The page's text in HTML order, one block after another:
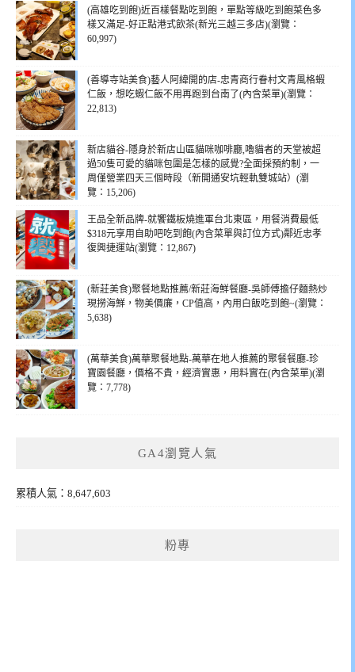
(高雄吃到飽)近百樣餐點吃到飽，單點等級吃到飽菜色多
樣又滿足-好正點港式飲茶(新光三越三多店)(瀏覽：
60,997)
(善導寺站美食)藝人阿緯開的店-忠青商行眷村文青風格蝦
仁飯，想吃蝦仁飯不用再跑到台南了(內含菜單)(瀏覽：
22,813)
新店貓谷-隱身於新店山區貓咪咖啡廳,嚕貓者的天堂被超
過50隻可愛的貓咪包圍是怎樣的感覺?全面採預約制，一
周僅營業四天三個時段（新開通安坑輕軌雙城站）(瀏
覽：15,206)
王品全新品牌-就饗鐵板燒進軍台北東區，用餐消費最低
$318元享用自助吧吃到飽(內含菜單與訂位方式)鄰近忠孝
復興捷運站(瀏覽：12,867)
(新莊美食)聚餐地點推薦/新莊海鮮餐廳-吳師傅擔仔麵熱炒
現撈海鮮，物美價廉，CP值高，內用白飯吃到飽~(瀏覽：
5,638)
(萬華美食)萬華聚餐地點-萬華在地人推薦的聚餐餐廳-珍
寶園餐廳，價格不貴，經濟實惠，用料實在(內含菜單)(瀏
覽：7,778)
GA4瀏覽人氣
累積人氣：8,647,603
粉專